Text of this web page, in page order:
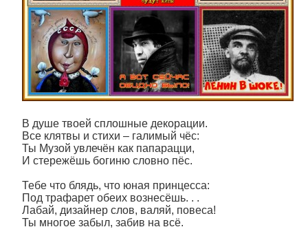
В душе твоей сплошные декорации.
Все клятвы и стихи – галимый чёс:
Ты Музой увлечён как папарацци,
И стережёшь богиню словно пёс.
Тебе что блядь, что юная принцесса:
Под трафарет обеих вознесёшь. . .
Лабай, дизайнер слов, валяй, повеса!
Ты многое забыл, забив на всё.